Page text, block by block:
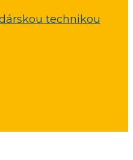
technikou